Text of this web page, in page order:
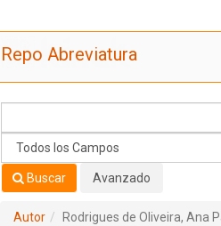
Ana Paula Lelis'
Repo Abreviatura
Buscar Avanzado
Autor Rodrigues de Oliveira, Ana